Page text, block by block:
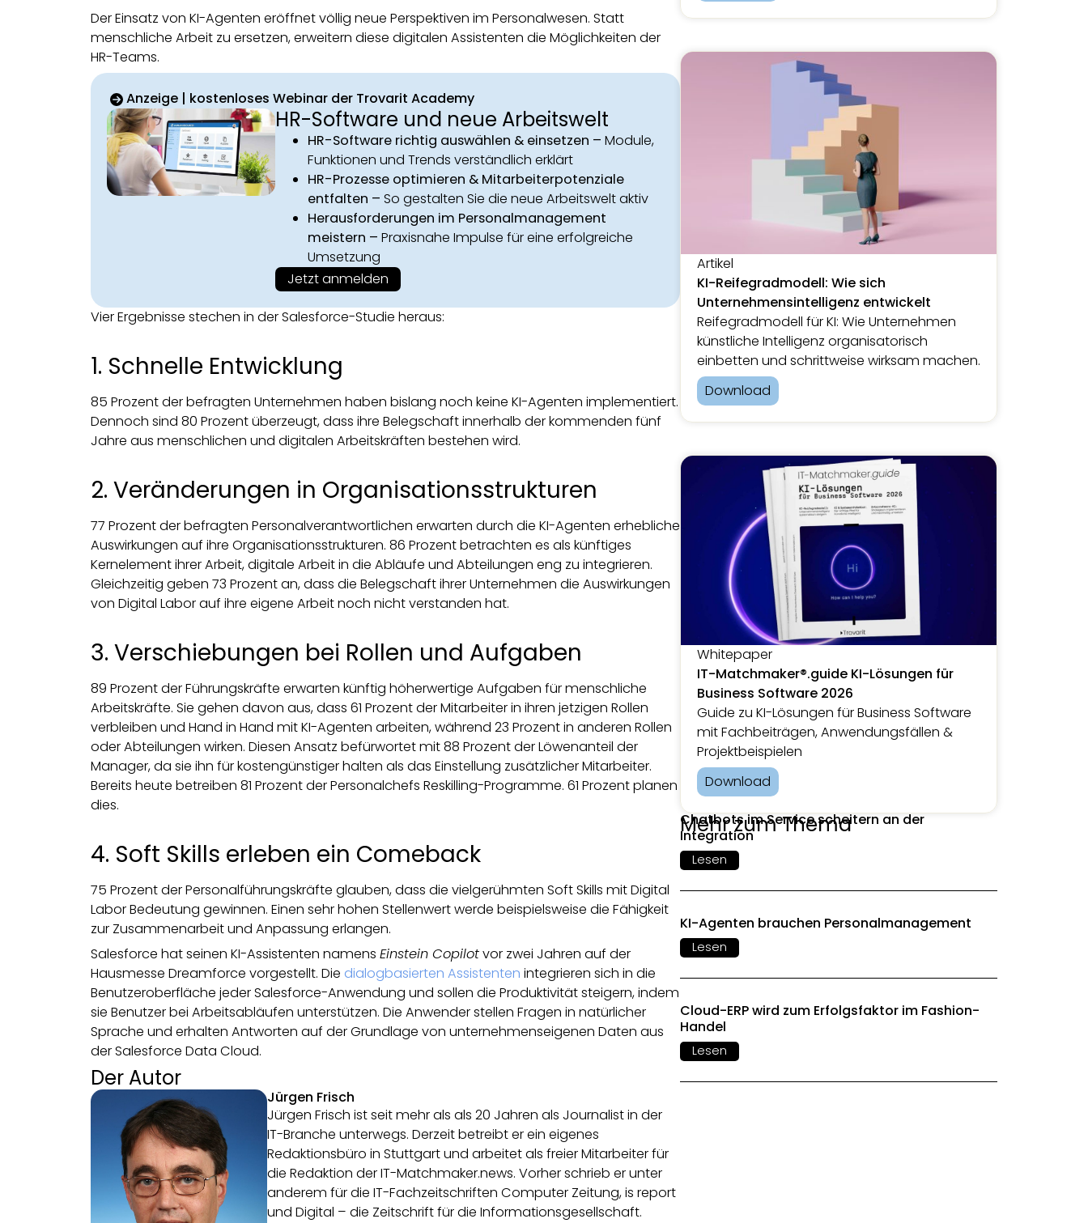
Der Einsatz von KI-Agenten eröffnet völlig neue Perspektiven im Personalwesen. Statt
menschliche Arbeit zu ersetzen, erweitern diese digitalen Assistenten die Möglichkeiten der
HR-Teams.
Anzeige | kostenloses Webinar der Trovarit Academy
HR-Software und neue Arbeitswelt
HR-Software richtig auswählen & einsetzen – Module,
Funktionen und Trends verständlich erklärt
HR-Prozesse optimieren & Mitarbeiterpotenziale
entfalten – So gestalten Sie die neue Arbeitswelt aktiv
Herausforderungen im Personalmanagement
meistern – Praxisnahe Impulse für eine erfolgreiche
Umsetzung
Jetzt anmelden
Vier Ergebnisse stechen in der Salesforce-Studie heraus:
1. Schnelle Entwicklung
85 Prozent der befragten Unternehmen haben bislang noch keine KI-Agenten implementiert.
Dennoch sind 80 Prozent überzeugt, dass ihre Belegschaft innerhalb der kommenden fünf
Jahre aus menschlichen und digitalen Arbeitskräften bestehen wird.
2. Veränderungen in Organisationsstrukturen
77 Prozent der befragten Personalverantwortlichen erwarten durch die KI-Agenten erhebliche
Auswirkungen auf ihre Organisationsstrukturen. 86 Prozent betrachten es als künftiges
Kernelement ihrer Arbeit, digitale Arbeit in die Abläufe und Abteilungen eng zu integrieren.
Gleichzeitig geben 73 Prozent an, dass die Belegschaft ihrer Unternehmen die Auswirkungen
von Digital Labor auf ihre eigene Arbeit noch nicht verstanden hat.
3. Verschiebungen bei Rollen und Aufgaben
89 Prozent der Führungskräfte erwarten künftig höherwertige Aufgaben für menschliche
Arbeitskräfte. Sie gehen davon aus, dass 61 Prozent der Mitarbeiter in ihren jetzigen Rollen
verbleiben und Hand in Hand mit KI-Agenten arbeiten, während 23 Prozent in anderen Rollen
oder Abteilungen wirken. Diesen Ansatz befürwortet mit 88 Prozent der Löwenanteil der
Manager, da sie ihn für kostengünstiger halten als das Einstellung zusätzlicher Mitarbeiter.
Bereits heute betreiben 81 Prozent der Personalchefs Reskilling-Programme. 61 Prozent planen
dies.
4. Soft Skills erleben ein Comeback
75 Prozent der Personalführungskräfte glauben, dass die vielgerühmten Soft Skills mit Digital
Labor Bedeutung gewinnen. Einen sehr hohen Stellenwert werde beispielsweise die Fähigkeit
zur Zusammenarbeit und Anpassung erlangen.
Salesforce hat seinen KI-Assistenten namens Einstein Copilotvor zwei Jahren auf der
Hausmesse Dreamforce vorgestellt. Die dialogbasierten Assistenten integrieren sich in die
Benutzeroberfläche jeder Salesforce-Anwendung und sollen die Produktivität steigern, indem
sie Benutzer bei Arbeitsabläufen unterstützen. Die Anwender stellen Fragen in natürlicher
Sprache und erhalten Antworten auf der Grundlage von unternehmenseigenen Daten aus
der Salesforce Data Cloud.
Der Autor
Jürgen Frisch
Jürgen Frisch ist seit mehr als als 20 Jahren als Journalist in der
IT-Branche unterwegs. Derzeit betreibt er ein eigenes
Redaktionsbüro in Stuttgart und arbeitet als freier Mitarbeiter für
die Redaktion der IT-Matchmaker.news. Vorher schrieb er unter
anderem für die IT-Fachzeitschriften Computer Zeitung, is report
und Digital – die Zeitschrift für die Informationsgesellschaft.
Artikel
KI-Reifegradmodell: Wie sich
Unternehmensintelligenz entwickelt
Reifegradmodell für KI: Wie Unternehmen
künstliche Intelligenz organisatorisch
einbetten und schrittweise wirksam machen.
Download
Whitepaper
IT-Matchmaker®.guide KI-Lösungen für
Business Software 2026
Guide zu KI-Lösungen für Business Software
mit Fachbeiträgen, Anwendungsfällen &
Projektbeispielen
Download
Mehr zum Thema
Chatbots im Service scheitern an der
Integration
Lesen
KI-Agenten brauchen Personalmanagement
Lesen
Cloud-ERP wird zum Erfolgsfaktor im Fashion-
Handel
Lesen